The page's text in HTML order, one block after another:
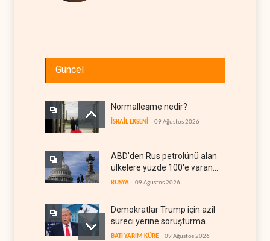
Güncel
Normalleşme nedir?
İSRAİL EKSENİ 09 Ağustos 2026
ABD'den Rus petrolünü alan
ülkelere yüzde 100'e varan
gümrük vergisi
RUSYA 09 Ağustos 2026
Demokratlar Trump için azil
süreci yerine soruşturma
hazırlıyor
BATI YARIM KÜRE 09 Ağustos 2026